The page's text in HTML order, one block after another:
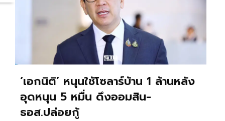
‘เอกนิติ’ หนุนใช้โซลาร์บ้าน 1 ล้านหลัง
อุดหนุน 5 หมื่น ดึงออมสิน-
ธอส.ปล่อยกู้